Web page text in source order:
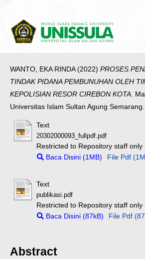
WANTO, EKA RINDA(2022) PROSES
TINDAK PIDANA PEMBUNUHAN OLEH
KEPOLISIAN RESOR CIREBON KOTA.
Universitas Islam Sultan Agung Semarang.
Text
20302000093_fullpdf.pdf
Restricted to Repository staff only
Baca Disini (1MB)
File Pdf
Text
publikasi.pdf
Restricted to Repository staff only
Baca Disini (87kB)
File Pdf
Abstract